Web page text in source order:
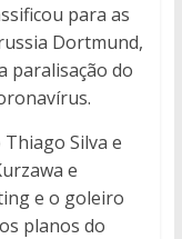
para as
Dortmund,
paralisação do
Silva e
e
e o goleiro
planos do